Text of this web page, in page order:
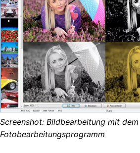
Screenshot: Bildbearbeitung mit dem
Fotobearbeitungsprogramm